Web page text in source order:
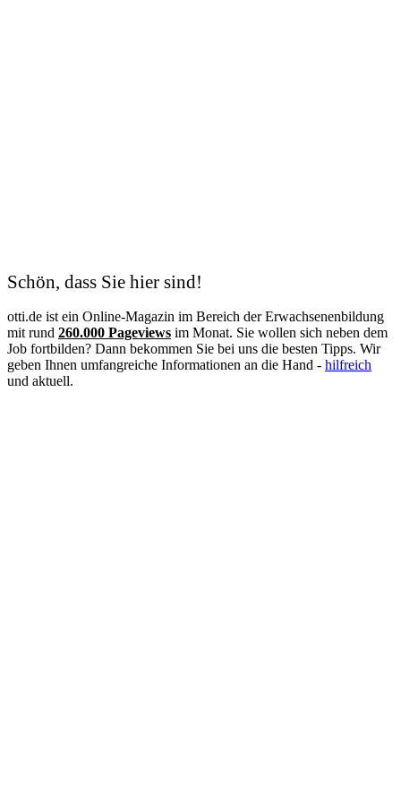
Schön, dass Sie hier sind!
otti.de ist ein Online-Magazin im Bereich der Erwachsenenbildung
mit rund 260.000 Pageviews im Monat. Sie wollen sich neben dem
Job fortbilden? Dann bekommen Sie bei uns die besten Tipps. Wir
geben Ihnen umfangreiche Informationen an die Hand - hilfreich
und aktuell.